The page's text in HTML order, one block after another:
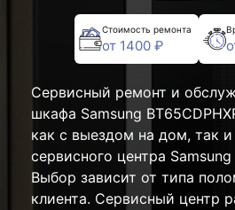
Стоимость ремонта
от 1400 ₽
Сервисный ремонт и
шкафа Samsung
как с выездом на дом, так и
сервисного центра
Выбор зависит от типа
клиента. Сервисный центр